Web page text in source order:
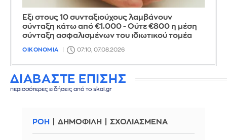
Έξι στους 10 συνταξιούχους λαμβάνουν
σύνταξη κάτω από €1.000 - Ούτε €800 η μέση
σύνταξη ασφαλισμένων του ιδιωτικού τομέα
ΟΙΚΟΝΟΜΙΑ 07:10, 07.08.2026
ΔΙΑΒΑΣΤΕ ΕΠΙΣΗΣ
περισσότερες ειδήσεις από το skai.gr
ΡΟΗ ΔΗΜΟΦΙΛΗ ΣΧΟΛΙΑΣΜΕΝΑ